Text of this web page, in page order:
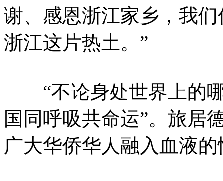
谢、感恩浙江家乡，我
浙江这片热土。”
“不论身处世界上的哪
国同呼吸共命运”。旅居
广大华侨华人融入血液